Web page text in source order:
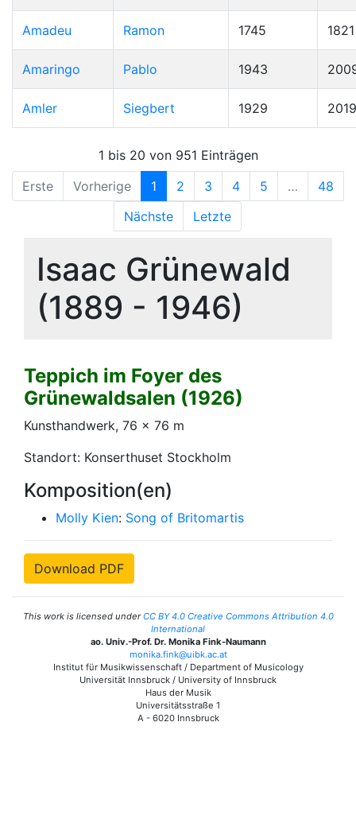
Amadeu Ramon 1745 1821
Amaringo Pablo 1943
Amler Siegbert 1929 2019
1 bis 20 von 951 Einträgen
Erste
Vorherige 1 2 3 4 5 …
48
Nächste
Letzte
Isaac Grünewald
(1889 - 1946)
Teppich im Foyer des
Grünewaldsalen (1926)
Kunsthandwerk, 76 x 76 m
Standort: Konserthuset Stockholm
Komposition(en)
Molly Kien: Song of Britomartis
Download PDF
This work is licensed underCC BY 4.0 Creative Commons Attribution 4.0
International
ao. Univ.-Prof. Dr. Monika Fink-Naumann
monika.fink@uibk.ac.at
Institut für Musikwissenschaft / Department of Musicology
Universität Innsbruck / University of Innsbruck
Haus der Musik
Universitätsstraße 1
A - 6020 Innsbruck